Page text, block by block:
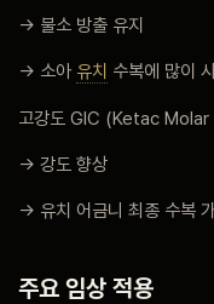
→ 불소 방출 유지
→ 소아 유치 수복에 많이
고강도 GIC (Ketac Molar
→ 강도 향상
→ 유치 어금니 최종 수복
주요 임상 적용